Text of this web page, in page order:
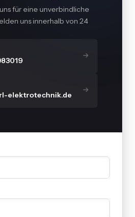
für eine unverbindliche
uns innerhalb von 24
elektrotechnik.de